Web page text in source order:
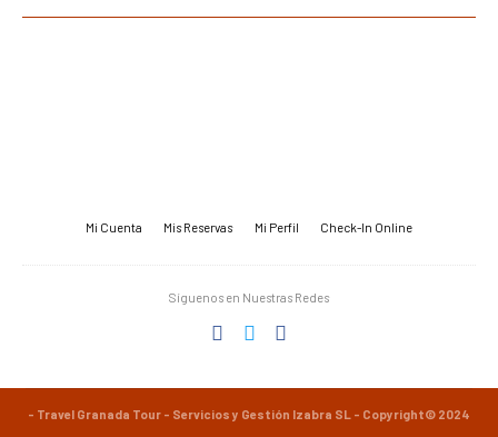
Mi Cuenta Mis Reservas Mi Perfil Check-In Online
Síguenos en Nuestras Redes
- Travel Granada Tour - Servicios y Gestión Izabra SL - Copyright© 2024